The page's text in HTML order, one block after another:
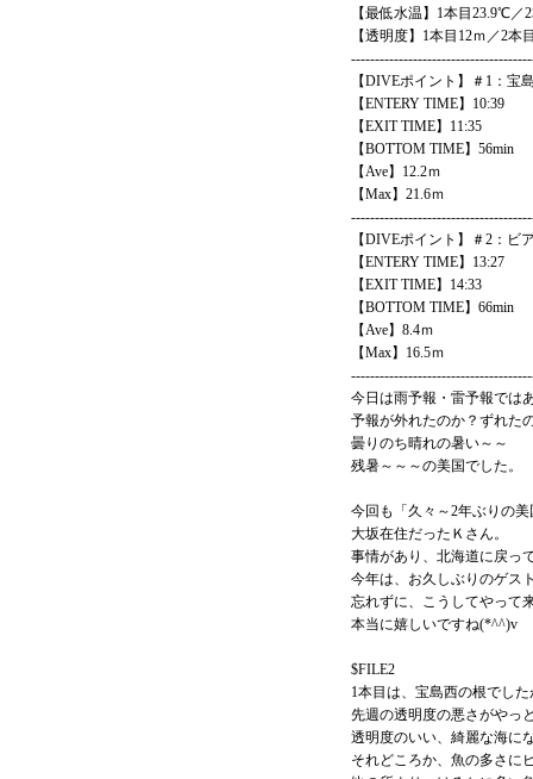
【最低水温】1本目23.9℃／
【透明度】1本目12ｍ／2本
【DIVEポイント】＃1：宝
【ENTERY TIME】10:39
【EXIT TIME】11:35
【BOTTOM TIME】56min
【Ave】12.2ｍ
【Max】21.6ｍ
【DIVEポイント】＃2：ビ
【ENTERY TIME】13:27
【EXIT TIME】14:33
【BOTTOM TIME】66min
【Ave】8.4ｍ
【Max】16.5ｍ
今日は雨予報・雷予報では
予報が外れたのか？ずれた
曇りのち晴れの暑い～～
残暑～～～の美国でした。
今回も「久々～2年ぶりの
大坂在住だったＫさん。
事情があり、北海道に戻っ
今年は、お久しぶりのゲス
忘れずに、こうしてやって
本当に嬉しいですね(*^^)v
$FILE2
1本目は、宝島西の根でした
先週の透明度の悪さがやっ
透明度のいい、綺麗な海に
それどころか、魚の多さに